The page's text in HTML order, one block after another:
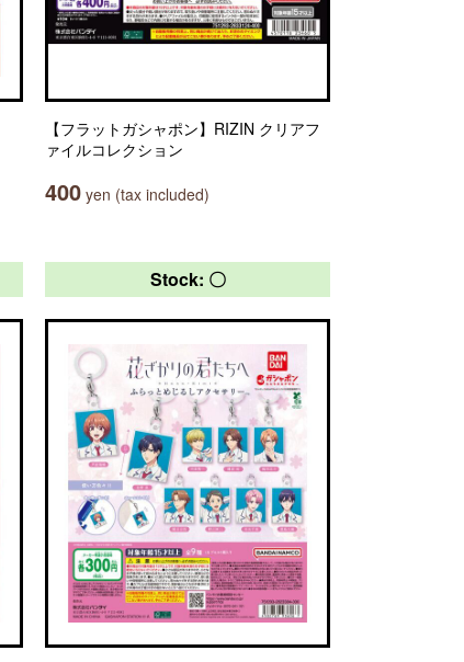
【フラットガシャポン】RIZIN クリアフ
ァイルコレクション
400 yen (tax included)
Stock: 〇